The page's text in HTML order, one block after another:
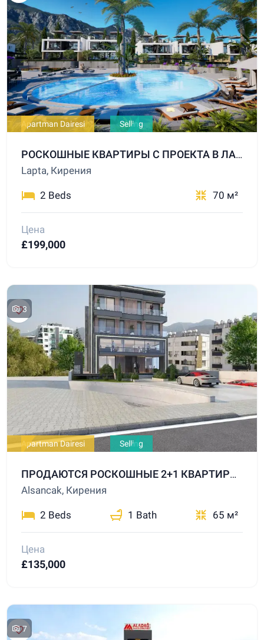
Apartman Dairesi Selling
РОСКОШНЫЕ КВАРТИРЫ С ПРОЕКТА В ЛАПТЕ ЛАПТА, КИРЕНИЯ
Lapta, Кирения
2 Beds 70 м²
Цена
£199,000
3
Apartman Dairesi Selling
ПРОДАЮТСЯ РОСКОШНЫЕ 2+1 КВАРТИРЫ В НОВОМ ПРОЕКТЕ В РАЙОНЕ ALSANCAK, КИРЕНИЯ
Alsancak, Кирения
2 Beds 1 Bath 65 м²
Цена
£135,000
7